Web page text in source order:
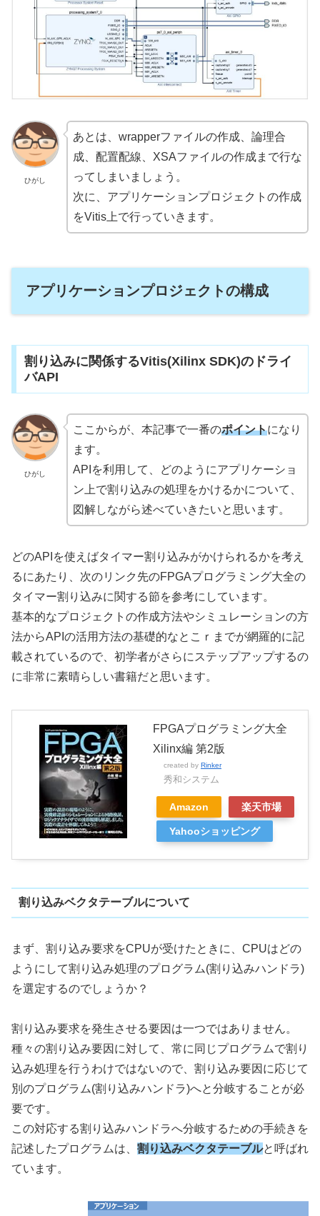
ひがし
あとは、wrapperファイルの作成、論理合
成、配置配線、XSAファイルの作成まで行な
ってしまいましょう。
次に、アプリケーションプロジェクトの作成
をVitis上で行っていきます。
アプリケーションプロジェクトの構成
割り込みに関係するVitis(Xilinx SDK)のドライ
バAPI
ひがし
ここからが、本記事で一番のポイントになり
ます。
APIを利用して、どのようにアプリケーショ
ン上で割り込みの処理をかけるかについて、
図解しながら述べていきたいと思います。
どのAPIを使えばタイマー割り込みがかけられるかを考え
るにあたり、次のリンク先のFPGAプログラミング大全の
タイマー割り込みに関する節を参考にしています。
基本的なプロジェクトの作成方法やシミュレーションの方
法からAPIの活用方法の基礎的なとこｒまでが網羅的に記
載されているので、初学者がさらにステップアップするの
に非常に素晴らしい書籍だと思います。
FPGAプログラミング大全
Xilinx編 第2版
created by Rinker
秀和システム
Amazon 楽天市場
Yahooショッピング
割り込みベクタテーブルについて
まず、割り込み要求をCPUが受けたときに、CPUはどの
ようにして割り込み処理のプログラム(割り込みハンドラ)
を選定するのでしょうか？
割り込み要求を発生させる要因は一つではありません。
種々の割り込み要因に対して、常に同じプログラムで割り
込み処理を行うわけではないので、割り込み要因に応じて
別のプログラム(割り込みハンドラ)へと分岐することが必
要です。
この対応する割り込みハンドラへ分岐するための手続きを
記述したプログラムは、 割り込みベクタテーブルと呼ばれ
ています。